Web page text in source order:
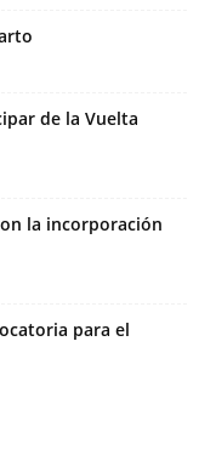
de la Vuelta
la incorporación
para el